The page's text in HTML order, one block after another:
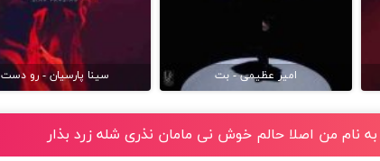
امیر عظیمی - بت سینا پارسیان - رو دست
به نام من اصلا حالم خوش نى مامان نذرى شله زرد بذار